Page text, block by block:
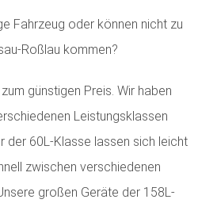
Fahrzeug oder können nicht zu
Roßlau kommen?
günstigen Preis. Wir haben
Leistungsklassen
der 60L-Klasse lassen sich leicht
zwischen verschiedenen
großen Geräte der 158L-